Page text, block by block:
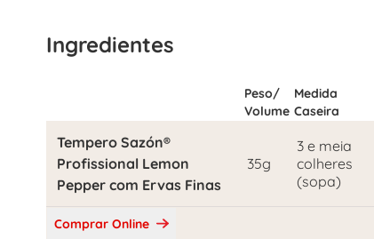
Ingredientes
Peso/
Volume
Medida
Caseira
Tempero Sazón®
Profissional Lemon
Pepper com Ervas Finas
35g
3 e meia
colheres
(sopa)
Comprar Online